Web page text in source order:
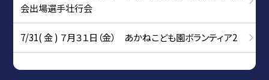
会出場選手壮行会
7/31( 金 ) ７月３１日（金） あかねこども園ボランティア2